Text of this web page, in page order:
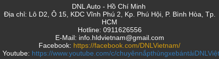
DNL Auto - Hồ Chí Minh
Địa chỉ: Lô D2, Ô 15, KDC Vĩnh Phú 2, Kp. Phú Hội, P. Bình Hòa, Tp.
HCM
Hotline: 0911626556
E-Mail: info.hldvietnam@gmail.com
Facebook: https://facebook.com/DNLVietnam/
Youtube: https://www.youtube.com/c/